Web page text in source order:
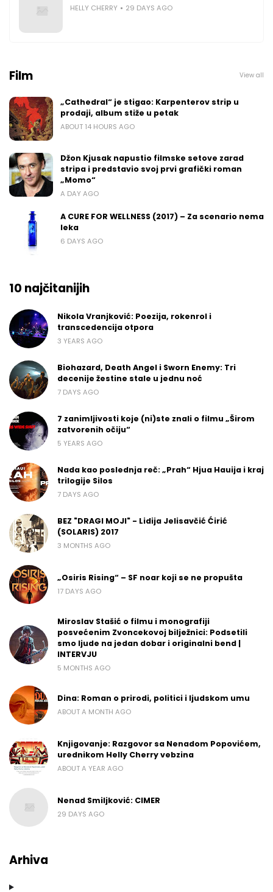
HELLY CHERRY 29 DAYS AGO
Film View all
„Cathedral“ je stigao: Karpenterov strip u
prodaji, album stiže u petak
ABOUT 14 HOURS AGO
Džon Kjusak napustio filmske setove zarad
stripa i predstavio svoj prvi grafički roman
„Momo“
A DAY AGO
A CURE FOR WELLNESS (2017) – Za scenario nema
leka
6 DAYS AGO
10 najčitanijih
Nikola Vranjković: Poezija, rokenrol i
transcedencija otpora
3 YEARS AGO
Biohazard, Death Angel i Sworn Enemy: Tri
decenije žestine stale u jednu noć
7 DAYS AGO
7 zanimljivosti koje (ni)ste znali o filmu „Širom
zatvorenih očiju“
5 YEARS AGO
Nada kao poslednja reč: „Prah“ Hjua Hauija i kraj
trilogije Silos
7 DAYS AGO
BEZ "DRAGI MOJI" - Lidija Jelisavčić Ćirić
(SOLARIS) 2017
3 MONTHS AGO
„Osiris Rising“ – SF noar koji se ne propušta
17 DAYS AGO
Miroslav Stašić o filmu i monografiji
posvećenim Zvoncekovoj bilježnici: Podsetili
smo ljude na jedan dobar i originalni bend |
INTERVJU
5 MONTHS AGO
Dina: Roman o prirodi, politici i ljudskom umu
ABOUT A MONTH AGO
Knjigovanje: Razgovor sa Nenadom Popovićem,
urednikom Helly Cherry vebzina
ABOUT A YEAR AGO
Nenad Smiljković: CIMER
29 DAYS AGO
Arhiva